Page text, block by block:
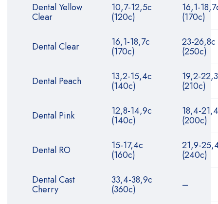
Dental Yellow
Clear
10,7-12,5с
(120с)
16,1-
(170с)
Dental Clear 16,1-18,7с
(170с)
23-26,8с
(250с)
Dental Peach 13,2-15,4с
(140с)
19,2-
(210с)
Dental Pink 12,8-14,9с
(140с)
18,4-
(200с)
Dental RO 15-17,4с
(160с)
21,9-
(240с)
Dental Cast
Cherry
33,4-38,9с
(360с) –